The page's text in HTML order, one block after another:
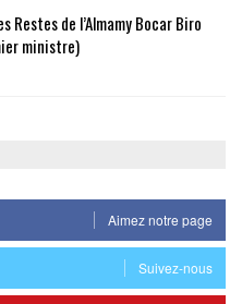
Restes de l’Almamy Bocar Biro
ministre)
Aimez notre page
Suivez-nous